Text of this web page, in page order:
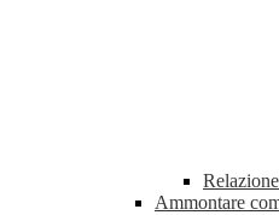
Ammontare